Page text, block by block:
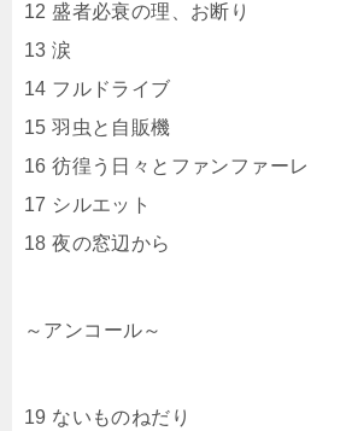
12 盛者必衰の理、お断り
13 涙
14 フルドライブ
15 羽虫と自販機
16 彷徨う日々とファンファーレ
17 シルエット
18 夜の窓辺から
～アンコール～
19 ないものねだり